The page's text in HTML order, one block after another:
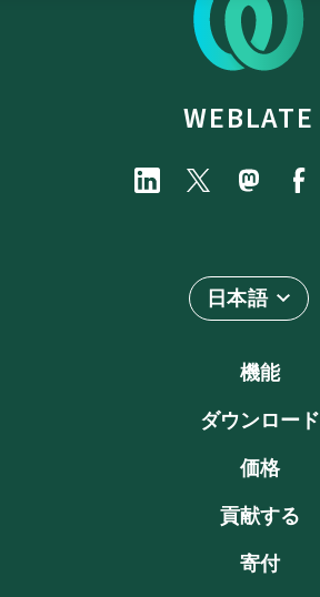
WEBLATE
日本語
機能
ダウンロード
価格
貢献する
寄付